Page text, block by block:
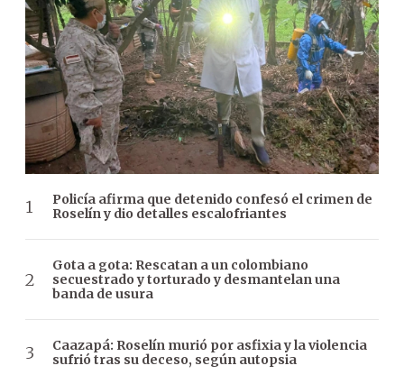
Policía afirma que detenido confesó el crimen de
Roselín y dio detalles escalofriantes
Gota a gota: Rescatan a un colombiano
secuestrado y torturado y desmantelan una
banda de usura
Caazapá: Roselín murió por asfixia y la violencia
sufrió tras su deceso, según autopsia